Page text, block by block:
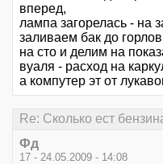
вперед,
лампа загорелась - на
заливаем бак до
на сто и делим на
вуаля - расход на
а компутер эт от
Re: Сколько ест
Фд
17 - 24.05.2009 - 14:08